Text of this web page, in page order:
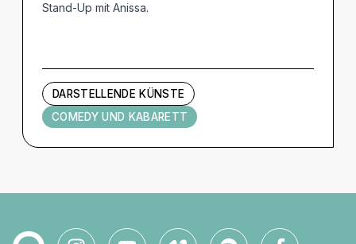
Stand-Up mit Anissa.
DARSTELLENDE KÜNSTE
COMEDY UND KABARETT